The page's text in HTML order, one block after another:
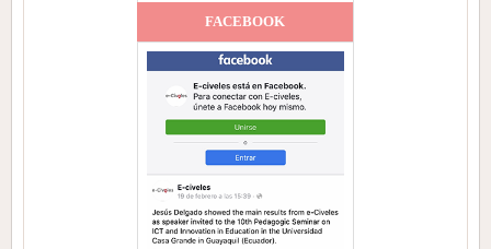
FACEBOOK